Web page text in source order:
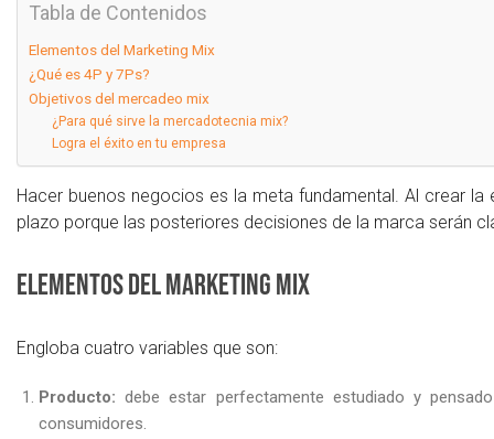
Tabla de Contenidos
Elementos del Marketing Mix
¿Qué es 4P y 7Ps?
Objetivos del mercadeo mix
¿Para qué sirve la mercadotecnia mix?
Logra el éxito en tu empresa
Hacer buenos negocios es la meta fundamental. Al crear
plazo porque las posteriores decisiones de la marca serán
Elementos del Marketing Mix
Engloba cuatro variables que son:
Producto:debe estar perfectamente estudiado y
consumidores.